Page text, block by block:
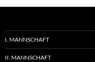
I. MANNSCHAFT
II. MANNSCHAFT